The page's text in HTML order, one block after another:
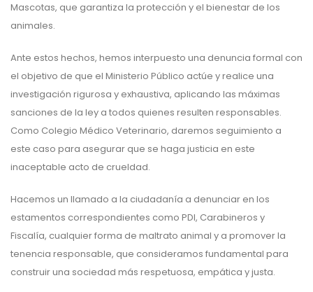
Mascotas, que garantiza la protección y el bienestar de los
animales.
Ante estos hechos, hemos interpuesto una denuncia formal con
el objetivo de que el Ministerio Público actúe y realice una
investigación rigurosa y exhaustiva, aplicando las máximas
sanciones de la ley a todos quienes resulten responsables.
Como Colegio Médico Veterinario, daremos seguimiento a
este caso para asegurar que se haga justicia en este
inaceptable acto de crueldad.
Hacemos un llamado a la ciudadanía a denunciar en los
estamentos correspondientes como PDI, Carabineros y
Fiscalía, cualquier forma de maltrato animal y a promover la
tenencia responsable, que consideramos fundamental para
construir una sociedad más respetuosa, empática y justa.